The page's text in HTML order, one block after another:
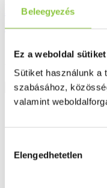
Beleegyezés
Ez a weboldal
Sütiket használunk a
szabásához,
valamint
kiválasztása
Elengedhetetlen
Homeopátia
nőknek